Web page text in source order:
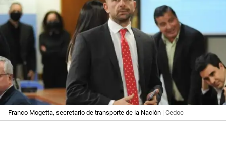
Franco Mogetta, secretario de transporte de la Nación | Cedoc